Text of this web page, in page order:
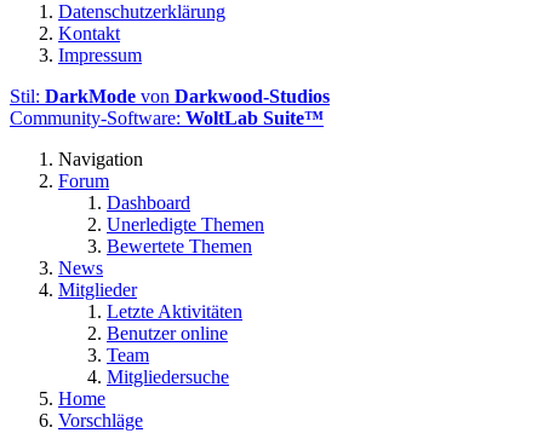
Datenschutzerklärung
Kontakt
Impressum
Stil: DarkMode von Darkwood-Studios
Community-Software: WoltLab Suite™
Navigation
Forum
Dashboard
Unerledigte Themen
Bewertete Themen
News
Mitglieder
Letzte Aktivitäten
Benutzer online
Team
Mitgliedersuche
Home
Vorschläge